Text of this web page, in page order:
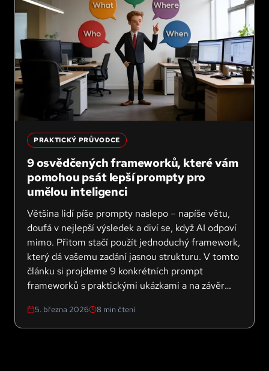
PRAKTICKÝ PRŮVODCE
9 osvědčených frameworků, které vám
pomohou psát lepší prompty pro
umělou inteligenci
Většina lidí píše prompty naslepo – napíše větu,
doufá v nejlepší výsledek a diví se, když AI odpoví
mimo. Přitom stačí použít jednoduchý framework,
který dá vašemu zadání jasnou strukturu. V tomto
článku si projdeme 9 konkrétních prompt
frameworků s praktickými ukázkami a na závěr
přemýšlet o AI z úplně jiného úhlu.
5. března 2026 8 min čtení